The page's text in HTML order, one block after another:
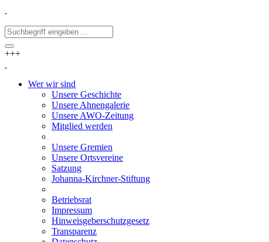
+++
Wer wir sind
Unsere Geschichte
Unsere Ahnengalerie
Unsere AWO-Zeitung
Mitglied werden
Unsere Gremien
Unsere Ortsvereine
Satzung
Johanna-Kirchner-Stiftung
Betriebsrat
Impressum
Hinweisgeberschutzgesetz
Transparenz